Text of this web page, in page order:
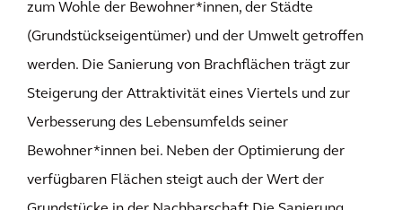
zum Wohle der Bewohner*innen, der Städte
(Grundstückseigentümer) und der Umwelt getroffen
werden. Die Sanierung von Brachflächen trägt zur
Steigerung der Attraktivität eines Viertels und zur
Verbesserung des Lebensumfelds seiner
Bewohner*innen bei. Neben der Optimierung der
verfügbaren Flächen steigt auch der Wert der